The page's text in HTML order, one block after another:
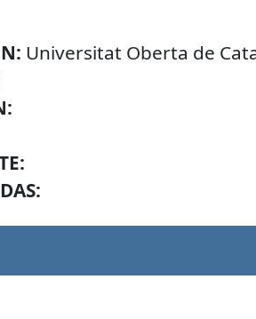
Universitat Oberta de